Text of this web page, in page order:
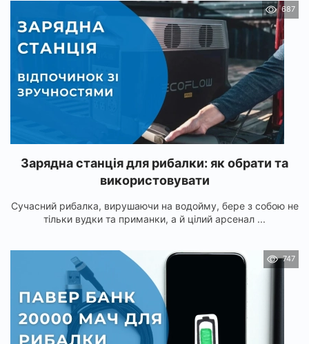
687
Зарядна станція для рибалки: як обрати та
використовувати
Сучасний рибалка, вирушаючи на водойму, бере з собою не
тільки вудки та приманки, а й цілий арсенал ...
747